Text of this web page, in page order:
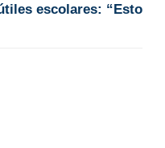
escolares: “Esto